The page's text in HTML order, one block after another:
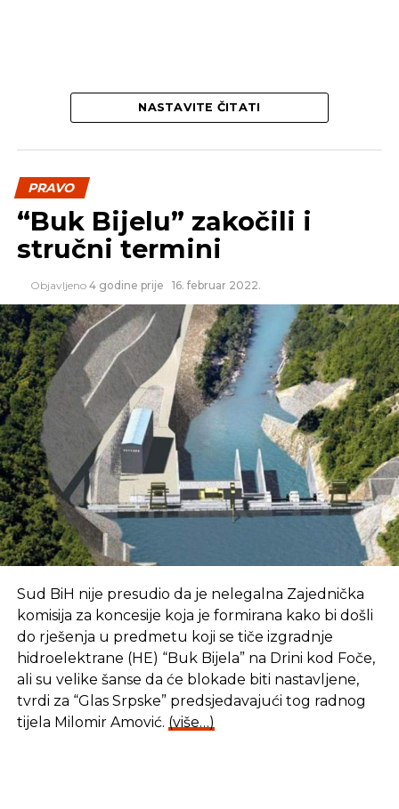
NASTAVITE ČITATI
PRAVO
“Buk Bijelu” zakočili i
stručni termini
Objavljeno 4 godine prije 16. februar 2022.
Sud BiH nije presudio da je nelegalna Zajednička
komisija za koncesije koja je formirana kako bi došli
do rješenja u predmetu koji se tiče izgradnje
hidroelektrane (HE) “Buk Bijela” na Drini kod Foče,
ali su velike šanse da će blokade biti nastavljene,
tvrdi za “Glas Srpske” predsjedavajući tog radnog
tijela Milomir Amović. (više…)